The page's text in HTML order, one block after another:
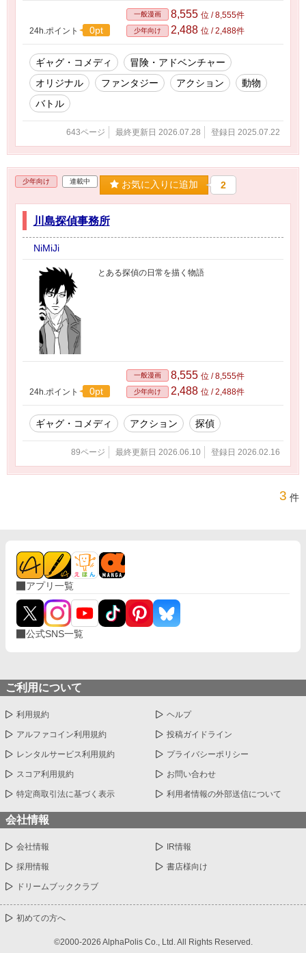
24h.ポイント 0pt
一般漫画 8,555 位 / 8,555件
少年向け 2,488 位 / 2,488件
ギャグ・コメディ
冒険・アドベンチャー
オリジナル
ファンタジー アクション
動物
バトル
643ページ 最終更新日 2026.07.28 登録日 2025.07.22
少年向け 連載中 お気に入りに追加 2
川島探偵事務所
NiMiJi
とある探偵の日常を描く物語
24h.ポイント 0pt
一般漫画 8,555 位 / 8,555件
少年向け 2,488 位 / 2,488件
ギャグ・コメディ アクション 探偵
89ページ 最終更新日 2026.06.10 登録日 2026.02.16
3 件
アプリ一覧
公式SNS一覧
ご利用について
利用規約 ヘルプ
アルファコイン利用規約 投稿ガイドライン
レンタルサービス利用規約 プライバシーポリシー
スコア利用規約 お問い合わせ
特定商取引法に基づく表示 利用者情報の外部送信について
会社情報
会社情報 IR情報
採用情報 書店様向け
ドリームブッククラブ
初めての方へ
©2000-2026 AlphaPolis Co., Ltd. All Rights Reserved.